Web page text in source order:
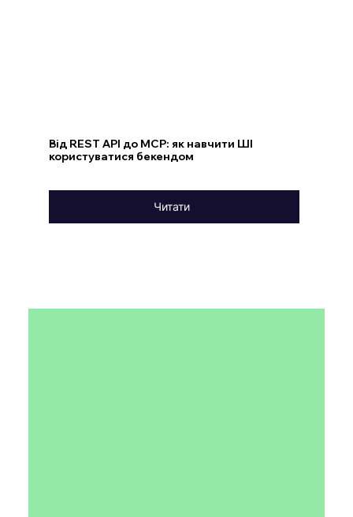
Від REST API до MCP: як навчити ШІ
користуватися бекендом
Читати